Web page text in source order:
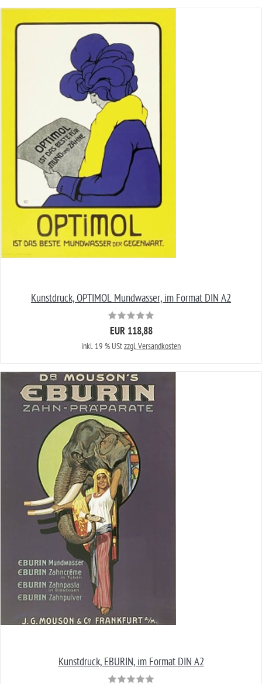
Kunstdruck, OPTIMOL Mundwasser, im Format DIN A2
EUR 118,88
inkl. 19 % UStzzgl. Versandkosten
Kunstdruck, EBURIN, im Format DIN A2